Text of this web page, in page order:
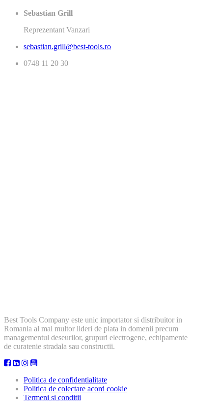
Sebastian Grill
Reprezentant Vanzari
sebastian.grill@best-tools.ro
0748 11 20 30
Best Tools Company este unic importator si distribuitor in
Romania al mai multor lideri de piata in domenii precum
managementul deseurilor, grupuri electrogene, echipamente
de curatenie stradala sau constructii.
Politica de confidentialitate
Politica de colectare acord cookie
Termeni si conditii